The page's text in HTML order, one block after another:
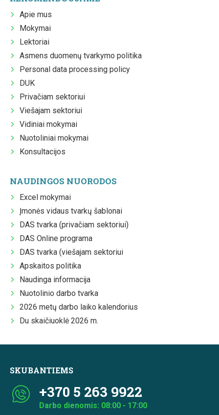
Apie mus
Mokymai
Lektoriai
Asmens duomenų tvarkymo politika
Personal data processing policy
DUK
Privačiam sektoriui
Viešajam sektoriui
Vidiniai mokymai
Nuotoliniai mokymai
Konsultacijos
NAUDINGOS NUORODOS
Excel mokymai
Įmonės vidaus tvarkų šablonai
DAS tvarka (privačiam sektoriui)
DAS Online programa
DAS tvarka (viešajam sektoriui
Apskaitos politika
Naudinga informacija
Nuotolinio darbo tvarka
2026 metų darbo laiko kalendorius
Du skaičiuoklė 2026 m.
SKUBANTIEMS
+370 5 263 9922
Darbo dienomis: 08:00 - 17:00